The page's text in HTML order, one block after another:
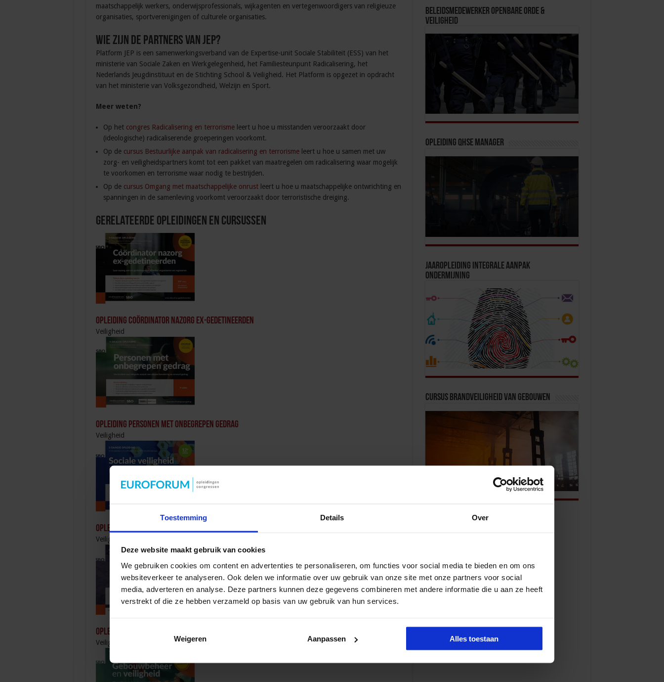
Toestemming Details Over
Deze website maakt gebruik van cookies
We gebruiken cookies om content en advertenties te personaliseren, om functies voor social media te bieden en om ons
websiteverkeer te analyseren. Ook delen we informatie over uw gebruik van onze site met onze partners voor social
media, adverteren en analyse. Deze partners kunnen deze gegevens combineren met andere informatie die u aan ze heeft
verstrekt of die ze hebben verzameld op basis van uw gebruik van hun services.
Weigeren Aanpassen Alles toestaan
maatschappelijk werkers, onderwijsprofessionals, wijkagenten en vertegenwoordigers van religieuze
organisaties, sportverenigingen of culturele organisaties.
Wie zijn de partners van JEP?
Platform JEP is een samenwerkingsverband van de Expertise-unit Sociale Stabiliteit (ESS) van het
ministerie van Sociale Zaken en Werkgelegenheid, het Familiesteunpunt Radicalisering, het
Nederlands Jeugdinstituut en de Stichting School & Veiligheid. Het Platform is opgezet in opdracht
van het ministerie van Volksgezondheid, Welzijn en Sport.
Meer weten?
Op het congres Radicalisering en terrorismeleert u hoe u misstanden veroorzaakt door
(ideologische) radicaliserende groeperingen voorkomt.
Op de cursus Bestuurlijke aanpak van radicalisering en terrorismeleert u hoe u samen met uw
zorg- en veiligheidspartners komt tot een pakket van maatregelen om radicalisering waar mogelijk
te voorkomen en terrorisme waar nodig te bestrijden.
Op de cursus Omgang met maatschappelijke onrustleert u hoe u maatschappelijke ontwrichting en
spanningen in de samenleving voorkomt veroorzaakt door terroristische dreiging.
Gerelateerde Opleidingen en Cursussen
Opleiding Coördinator nazorg ex-gedetineerden
Veiligheid
Opleiding Personen met onbegrepen gedrag
Veiligheid
Opleiding Sociale Veiligheid in de Organisatie
Veiligheid
Opleiding Adviseur zorg en veiligheid
Veiligheid
Beleidsmedewerker Openbare Orde &
Veiligheid
Opleiding QHSE Manager
Jaaropleiding Integrale Aanpak
Ondermijning
Cursus Brandveiligheid van Gebouwen